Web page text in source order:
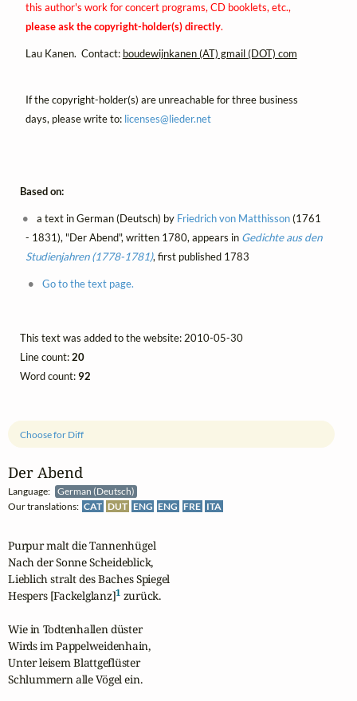
Der Abend
Language:
German (Deutsch)
Our translations: CAT DUT ENG ENG FRE ITA
Choose for Diff
Purpur malt die Tannenhügel
Nach der Sonne Scheideblick,
Lieblich stralt des Baches Spiegel
Hespers [Fackelglanz]1 zurück.
Wie in Todtenhallen düster
Wirds im Pappelweidenhain,
Unter leisem Blattgeflüster
Schlummern alle Vögel ein.
this author's work for concert programs, CD booklets, etc.,
please ask the copyright-holder(s) directly.
Lau Kanen. Contact: boudewijnkanen (AT) gmail (DOT) com
If the copyright-holder(s) are unreachable for three business
days, please write to: licenses@lieder.net
Based on:
a text in German (Deutsch) by Friedrich von Matthisson(1761
- 1831), "Der Abend", written 1780, appears in Gedichte aus den
Studienjahren (1778-1781), first published 1783
Go to the text page.
This text was added to the website: 2010-05-30
Line count:20
Word count:92